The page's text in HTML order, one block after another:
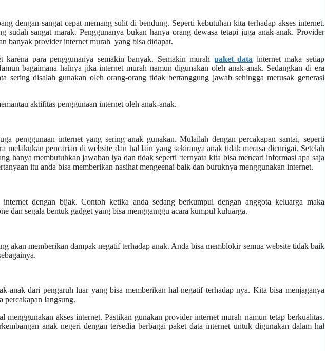
dengan sangat cepat memang sulit di bendung. Seperti kebutuhan kita terhadap akses internet.
sudah sangat marak. Penggunanya bukan hanya orang dewasa tetapi juga anak-anak. Provider
banyak provider internet murah yang bisa didapat.
karena para penggunanya semakin banyak. Semakin murah paket data internet maka setiap
bagaimana halnya jika internet murah namun digunakan oleh anak-anak. Sedangkan di era
sering disalah gunakan oleh orang-orang tidak bertanggung jawab sehingga merusak generasi
aktifitas penggunaan internet oleh anak-anak.
penggunaan internet yang sering anak gunakan. Mulailah dengan percakapan santai, seperti
melakukan pencarian di website dan hal lain yang sekiranya anak tidak merasa dicurigai. Setelah
hanya membutuhkan jawaban iya dan tidak seperti ‘ternyata kita bisa mencari informasi apa saja
itu anda bisa memberikan nasihat mengeenai baik dan buruknya menggunakan internet.
internet dengan bijak. Contoh ketika anda sedang berkumpul dengan anggota keluarga maka
dan segala bentuk gadget yang bisa mengganggu acara kumpul kuluarga.
akan memberikan dampak negatif terhadap anak. Anda bisa memblokir semua website tidak baik
anak dari pengaruh luar yang bisa memberikan hal negatif terhadap nya. Kita bisa menjaganya
percakapan langsung.
menggunakan akses internet. Pastikan gunakan provider internet murah namun tetap berkualitas.
anak negeri dengan tersedia berbagaipaket data internet untuk digunakan dalam hal